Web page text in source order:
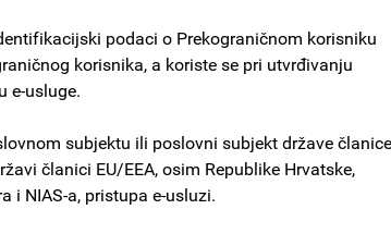
podaci o Prekograničnom korisniku
korisnika, a koriste se pri utvrđivanju
e-usluge.
subjektu ili poslovni subjekt države članice
članici EU/EEA, osim Republike Hrvatske,
i NIAS-a, pristupa e-usluzi.